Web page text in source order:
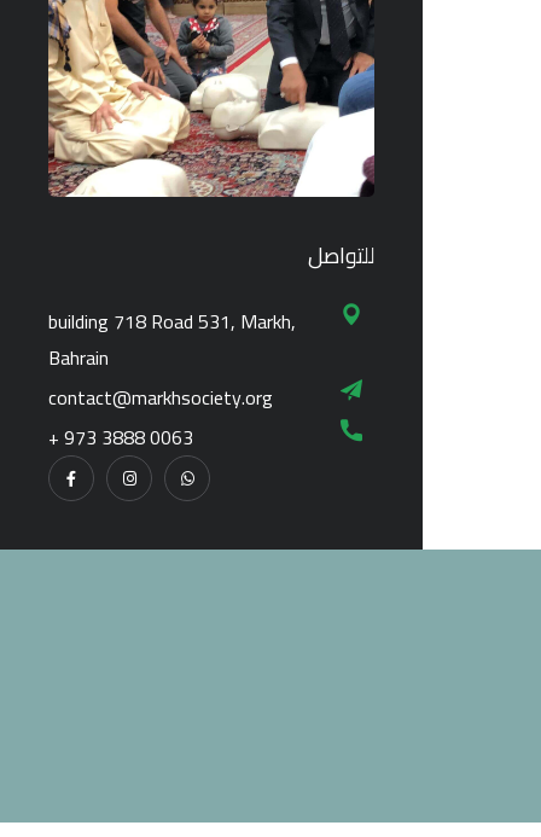
للتواصل
building 718 Road 531, Markh,
Bahrain
contact@markhsociety.org
+ 973 3888 0063